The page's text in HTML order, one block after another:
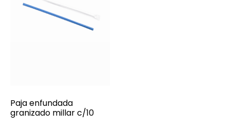
Paja enfundada
granizado millar c/10